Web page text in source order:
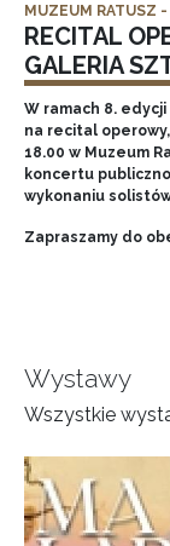
MUZEUM RATUSZ
RECITAL
GALERIA
W ramach 8.
na recital
18.00 w Muzeum
koncertu
wykonaniu
Zapraszamy do
Wystawy
Wszystkie
Muzeum
Ziemi
Tarnowskiej